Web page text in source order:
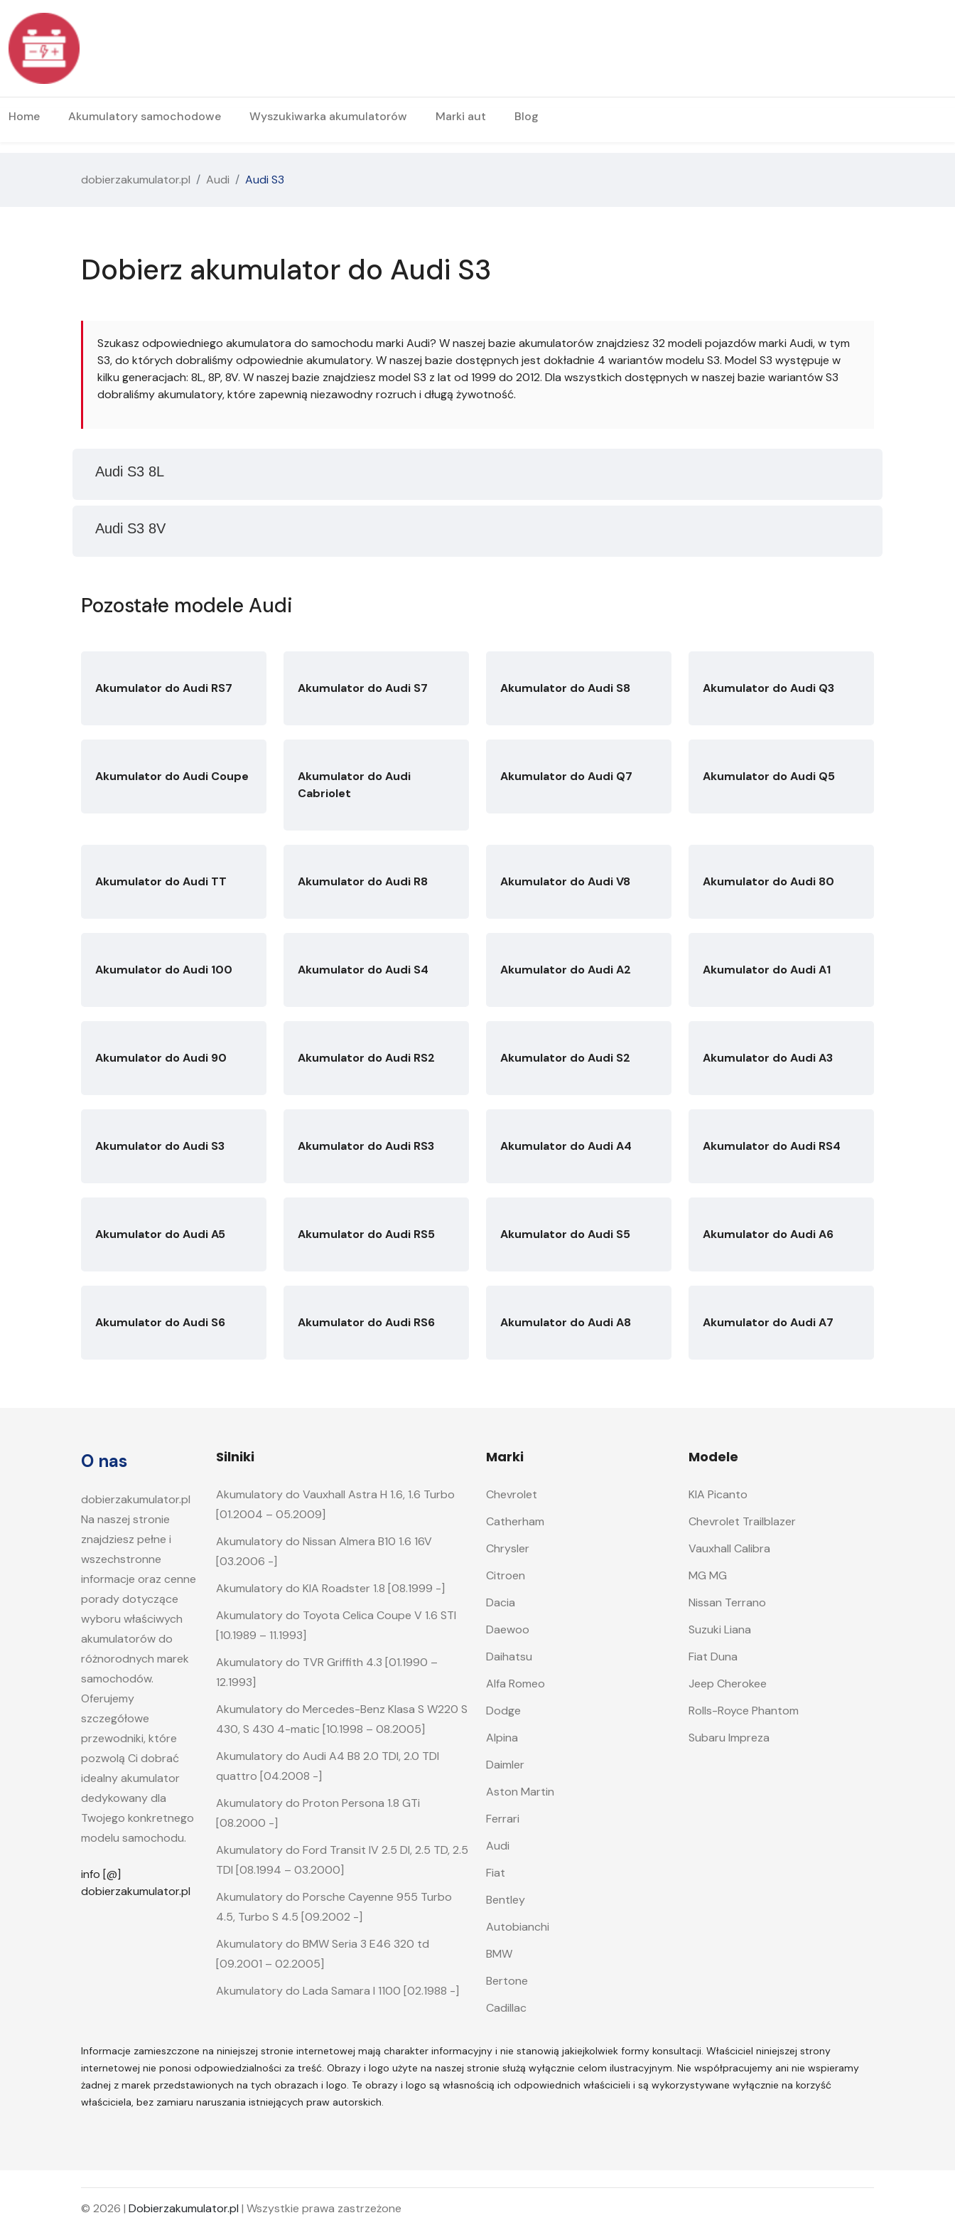
Home Akumulatory samochodowe Wyszukiwarka akumulatorów Marki aut Blog
dobierzakumulator.pl Audi Audi S3
Dobierz akumulator do Audi S3
Szukasz odpowiedniego akumulatora do samochodu marki Audi? W naszej bazie akumulatorów znajdziesz 32 modeli pojazdów marki Audi, w tym
S3, do których dobraliśmy odpowiednie akumulatory. W naszej bazie dostępnych jest dokładnie 4 wariantów modelu S3. Model S3 występuje w
kilku generacjach: 8L, 8P, 8V. W naszej bazie znajdziesz model S3 z lat od 1999 do 2012. Dla wszystkich dostępnych w naszej bazie wariantów S3
dobraliśmy akumulatory, które zapewnią niezawodny rozruch i długą żywotność.
Audi S3 8L
Audi S3 8V
Pozostałe modele Audi
Akumulator do Audi RS7 Akumulator do Audi S7 Akumulator do Audi S8 Akumulator do Audi Q3
Akumulator do Audi Coupe
Akumulator do Audi
Cabriolet
Akumulator do Audi Q7 Akumulator do Audi Q5
Akumulator do Audi TT Akumulator do Audi R8 Akumulator do Audi V8 Akumulator do Audi 80
Akumulator do Audi 100 Akumulator do Audi S4 Akumulator do Audi A2 Akumulator do Audi A1
Akumulator do Audi 90 Akumulator do Audi RS2 Akumulator do Audi S2 Akumulator do Audi A3
Akumulator do Audi S3 Akumulator do Audi RS3 Akumulator do Audi A4 Akumulator do Audi RS4
Akumulator do Audi A5 Akumulator do Audi RS5 Akumulator do Audi S5 Akumulator do Audi A6
Akumulator do Audi S6 Akumulator do Audi RS6 Akumulator do Audi A8 Akumulator do Audi A7
O nas
dobierzakumulator.pl
Na naszej stronie
znajdziesz pełne i
wszechstronne
informacje oraz cenne
porady dotyczące
wyboru właściwych
akumulatorów do
różnorodnych marek
samochodów.
Oferujemy
szczegółowe
przewodniki, które
pozwolą Ci dobrać
idealny akumulator
dedykowany dla
Twojego konkretnego
modelu samochodu.
info [@]
dobierzakumulator.pl
Silniki
Akumulatory do Vauxhall Astra H 1.6, 1.6 Turbo
[01.2004 – 05.2009]
Akumulatory do Nissan Almera B10 1.6 16V
[03.2006 -]
Akumulatory do KIA Roadster 1.8 [08.1999 -]
Akumulatory do Toyota Celica Coupe V 1.6 STI
[10.1989 – 11.1993]
Akumulatory do TVR Griffith 4.3 [01.1990 –
12.1993]
Akumulatory do Mercedes-Benz Klasa S W220 S
430, S 430 4-matic [10.1998 – 08.2005]
Akumulatory do Audi A4 B8 2.0 TDI, 2.0 TDI
quattro [04.2008 -]
Akumulatory do Proton Persona 1.8 GTi
[08.2000 -]
Akumulatory do Ford Transit IV 2.5 DI, 2.5 TD, 2.5
TDI [08.1994 – 03.2000]
Akumulatory do Porsche Cayenne 955 Turbo
4.5, Turbo S 4.5 [09.2002 -]
Akumulatory do BMW Seria 3 E46 320 td
[09.2001 – 02.2005]
Akumulatory do Lada Samara I 1100 [02.1988 -]
Marki
Chevrolet
Catherham
Chrysler
Citroen
Dacia
Daewoo
Daihatsu
Alfa Romeo
Dodge
Alpina
Daimler
Aston Martin
Ferrari
Audi
Fiat
Bentley
Autobianchi
BMW
Bertone
Cadillac
Modele
KIA Picanto
Chevrolet Trailblazer
Vauxhall Calibra
MG MG
Nissan Terrano
Suzuki Liana
Fiat Duna
Jeep Cherokee
Rolls-Royce Phantom
Subaru Impreza
Informacje zamieszczone na niniejszej stronie internetowej mają charakter informacyjny i nie stanowią jakiejkolwiek formy konsultacji. Właściciel niniejszej strony
internetowej nie ponosi odpowiedzialności za treść. Obrazy i logo użyte na naszej stronie służą wyłącznie celom ilustracyjnym. Nie współpracujemy ani nie wspieramy
żadnej z marek przedstawionych na tych obrazach i logo. Te obrazy i logo są własnością ich odpowiednich właścicieli i są wykorzystywane wyłącznie na korzyść
właściciela, bez zamiaru naruszania istniejących praw autorskich.
© 2026 | Dobierzakumulator.pl | Wszystkie prawa zastrzeżone